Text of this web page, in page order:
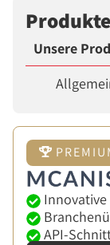
Unsere
API-